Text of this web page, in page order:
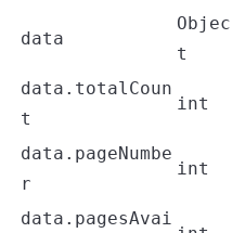
data
Objec
t
data.totalCoun
t
int
data.pageNumbe
r
int
data.pagesAvai